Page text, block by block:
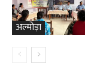
अल्मोड़ा